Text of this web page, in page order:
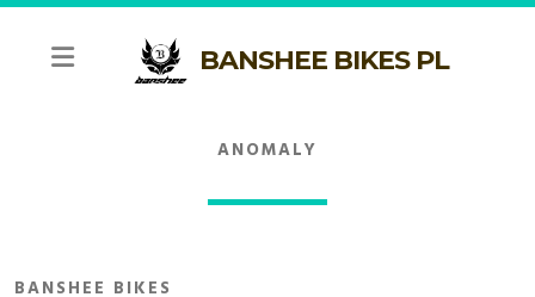
BANSHEE BIKES PL
ANOMALY
BANSHEE BIKES